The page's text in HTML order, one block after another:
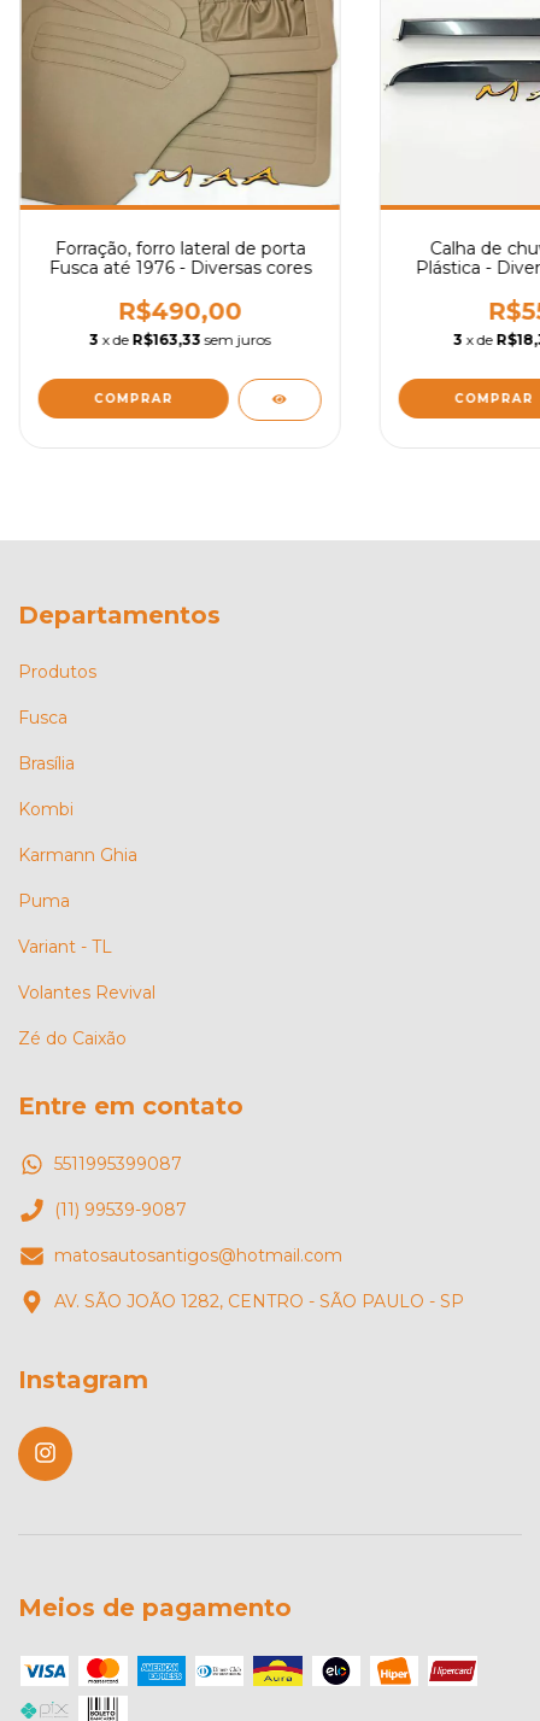
Forração, forro lateral de porta
Fusca até 1976 - Diversas cores
R$490,00
3 x de R$163,33 sem juros
COMPRAR
Calha de
Plástica -
3 x de
COMPRAR
Departamentos
Produtos
Fusca
Brasília
Kombi
Karmann Ghia
Puma
Variant - TL
Volantes Revival
Zé do Caixão
Entre em contato
5511995399087
(11) 99539-9087
matosautosantigos@hotmail.com
AV. SÃO JOÃO 1282, CENTRO - SÃO PAULO - SP
Instagram
Meios de pagamento